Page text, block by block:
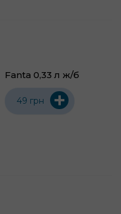
Fanta 0,33 л ж/б
49 грн +